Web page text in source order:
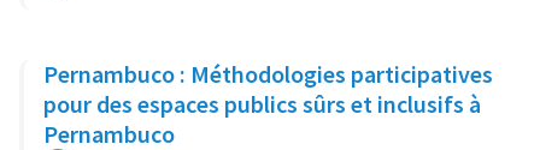
Pernambuco : Méthodologies participatives
pour des espaces publics sûrs et inclusifs à
Pernambuco